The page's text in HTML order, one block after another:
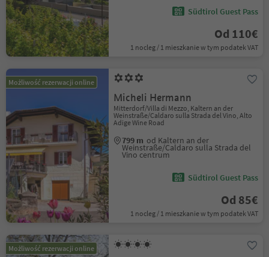
Südtirol Guest Pass
Od 110€
1 nocleg / 1 mieszkanie w tym podatek VAT
Możliwość rezerwacji online
Micheli Hermann
Mitterdorf/Villa di Mezzo, Kaltern an der
Weinstraße/Caldaro sulla Strada del Vino, Alto
Adige Wine Road
799 m od Kaltern an der
Weinstraße/Caldaro sulla Strada del
Vino centrum
Südtirol Guest Pass
Od 85€
1 nocleg / 1 mieszkanie w tym podatek VAT
Możliwość rezerwacji online